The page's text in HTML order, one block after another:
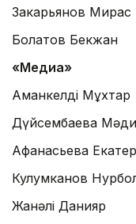
Закарьянов Мирас
Болатов Бекжан
«Медиа»
Аманкелді Мұхтар
Дүйсембаева
Афанасьева
Кулумканов
Жанәлі Данияр